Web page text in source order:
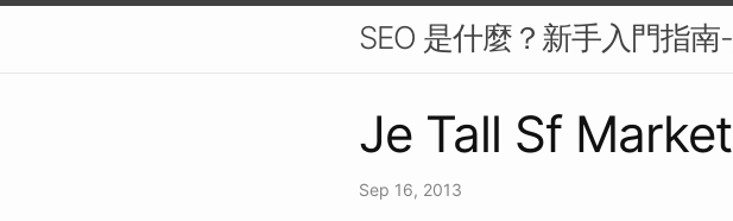
SEO 是什麼？新手入門指
Je Tall Sf
Sep 16, 2013